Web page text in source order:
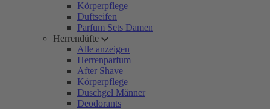
Körperpflege
Duftseifen
Parfum Sets Damen
Herrendüfte
Alle anzeigen
Herrenparfum
After Shave
Körperpflege
Duschgel Männer
Deodorants